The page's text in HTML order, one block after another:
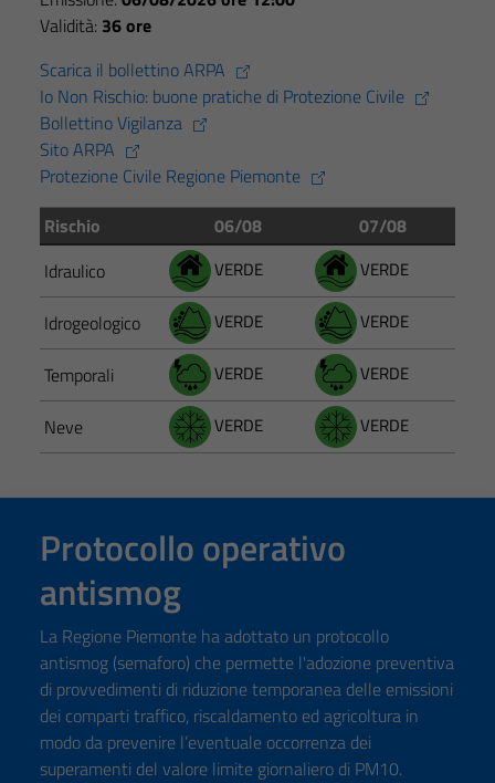
Validità: 36 ore
Scarica il bollettino ARPA
Io Non Rischio: buone pratiche di Protezione Civile
Bollettino Vigilanza
Sito ARPA
Protezione Civile Regione Piemonte
Rischio
06/08
07/08
Idraulico
VERDE VERDE
Idrogeologico VERDE VERDE
Temporali VERDE VERDE
Neve VERDE VERDE
Protocollo operativo
antismog
La Regione Piemonte ha adottato un protocollo
antismog (semaforo) che permette l'adozione preventiva
di provvedimenti di riduzione temporanea delle emissioni
dei comparti traffico, riscaldamento ed agricoltura in
modo da prevenire l’eventuale occorrenza dei
superamenti del valore limite giornaliero di PM10.